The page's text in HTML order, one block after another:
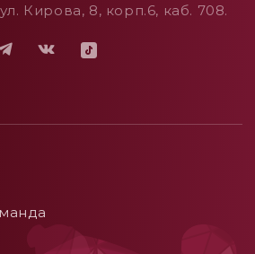
Кирова, 8, корп.6, каб. 708.